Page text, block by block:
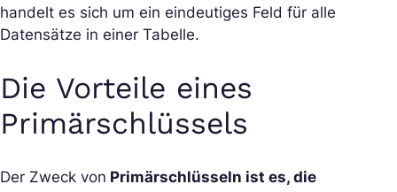
handelt es sich um ein eindeutiges Feld für alle
Datensätze in einer Tabelle.
Die Vorteile eines
Primärschlüssels
Der Zweck von Primärschlüsseln ist es, die